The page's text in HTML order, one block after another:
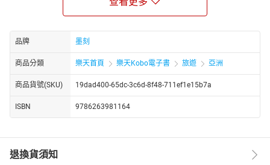
東京除了歷史古蹟，更擁有來自世界各地的時尚與美食文化，
但別擔心，只要跟著本書走，
保證讓你一次網羅東京最道地的行程。
宇宙明星BT21，帶你玩東京
準備好跟上BT21的腳步了嗎？這趟旅程除了有明治神宮、淺草寺等
知名歷史古蹟外，還有最驚奇時髦的打卡點──太陽城水族館，宛如
在天空飛翔的企鵝，SHIBUYA SKY讓你能以360度環繞全景，將東京
本書嚴選東京旅遊最常去的23個區域，從人氣打卡景點、熱門商店
品牌 墨刻
商品分類 樂天首頁 樂天Kobo電子書 旅遊 亞洲
商品貨號(SKU) 19dad400-65dc-3c6d-8f48-711ef1e15b7a
ISBN 9786263981164
退換貨須知